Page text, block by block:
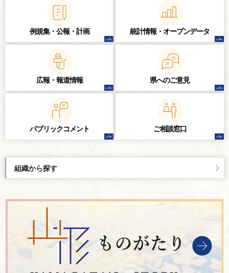
例規集・公報・計画 統計情報・ オープンデータ
広報・報道情報 県へのご意見
パブリックコメント ご相談窓口
組織から探す